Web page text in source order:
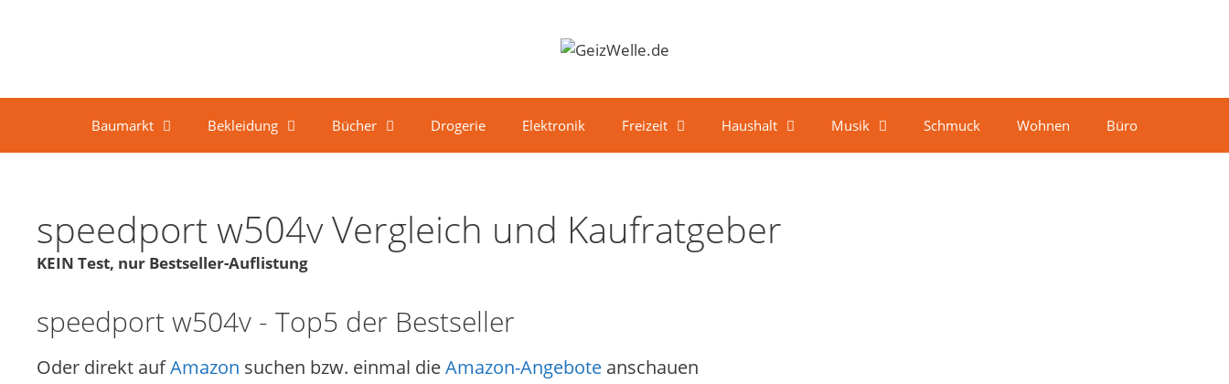
Baumarkt Bekleidung Bücher Drogerie Elektronik Freizeit Haushalt Musik Schmuck Wohnen Büro
speedport w504v Vergleich und Kaufratgeber
KEIN Test, nur Bestseller-Auflistung
speedport w504v - Top5 der Bestseller
Oder direkt aufAmazon suchen bzw. einmal dieAmazon-Angebote anschauen